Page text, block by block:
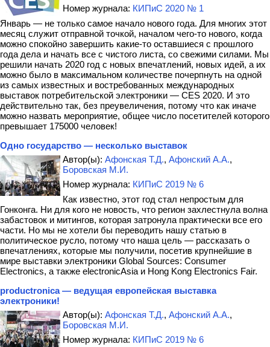
Номер журнала: КИПиС 2020 № 1
Январь — не только самое начало нового года. Для многих этот
месяц служит отправной точкой, началом чего-то нового, когда
можно спокойно завершить какие-то оставшиеся с прошлого
года дела и начать все с чистого листа, со свежими силами. Мы
решили начать 2020 год с новых впечатлений, новых идей, а их
можно было в максимальном количестве почерпнуть на одной
из самых известных и востребованных международных
выставок потребительской электроники — CES 2020. И это
действительно так, без преувеличения, потому что как иначе
можно назвать мероприятие, общее число посетителей которого
превышает 175000 человек!
Одно государство — несколько выставок
Автор(ы): Афонская Т.Д., Афонский А.А.,
Боровская М.И.
Номер журнала: КИПиС 2019 № 6
Как известно, этот год стал непростым для
Гонконга. Ни для кого не новость, что регион захлестнула волна
забастовок и митингов, которая затронула практически все его
части. Но мы не хотели бы переводить нашу статью в
политическое русло, потому что наша цель — рассказать о
впечатлениях, которые мы получили, посетив крупнейшие в
мире выставки электроники Global Sources: Consumer
Electronics, а также electronicAsia и Hong Kong Electronics Fair.
productronica — ведущая европейская выставка
электроники!
Автор(ы): Афонская Т.Д., Афонский А.А.,
Боровская М.И.
Номер журнала: КИПиС 2019 № 6